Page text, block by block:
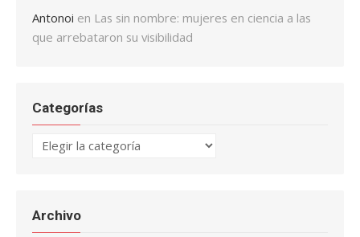
Antonoi en Las sin nombre: mujeres en ciencia a las
que arrebataron su visibilidad
Categorías
Categorías
Archivo